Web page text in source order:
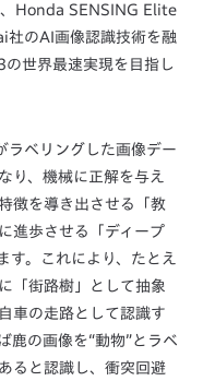
Honda SENSING Elite
社のAI画像認識技術を融
世界最速実現を目指し
ラベリングした画像デー
り、機械に正解を与え
徴を導き出させる「教
進歩させる「ディープ
す。これにより、たとえ
「街路樹」として抽象
車の走路として認識す
鹿の画像を“動物”とラベ
ると認識し、衝突回避